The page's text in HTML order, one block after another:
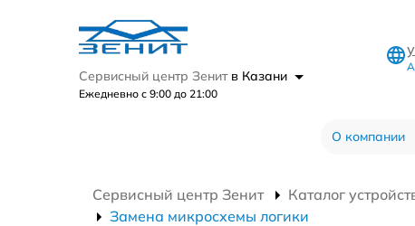
Сервисный центр Зенит в Казани
Ежедневно с 9:00 до 21:00
О компании
Сервисный центр Зенит Каталог
Замена микросхемы логики